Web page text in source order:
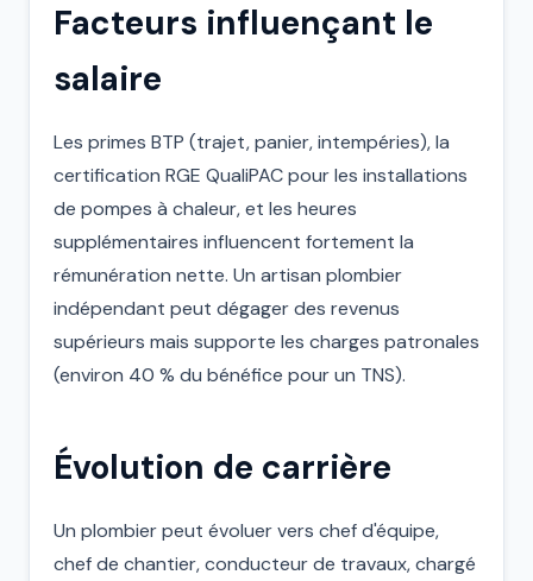
Facteurs influençant le
salaire
Les primes BTP (trajet, panier, intempéries), la
certification RGE QualiPAC pour les installations
de pompes à chaleur, et les heures
supplémentaires influencent fortement la
rémunération nette. Un artisan plombier
indépendant peut dégager des revenus
supérieurs mais supporte les charges patronales
(environ 40 % du bénéfice pour un TNS).
Évolution de carrière
Un plombier peut évoluer vers chef d'équipe,
chef de chantier, conducteur de travaux, chargé